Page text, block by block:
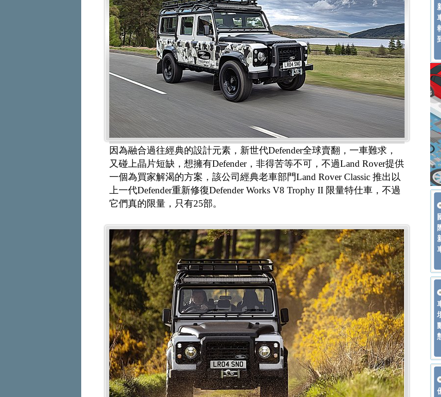
因為融合過往經典的設計元素，新世代Defender全球賣翻，一車難求，
又碰上晶片短缺，想擁有Defender，非得苦等不可，不過Land Rover提供
一個為買家解渴的方案，該公司經典老車部門Land Rover Classic 推出以
上一代Defender重新修復Defender Works V8 Trophy II 限量特仕車，不過
它們真的限量，只有25部。